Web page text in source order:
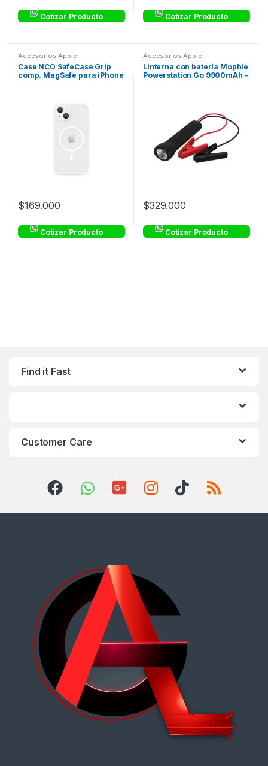
Cotizar Producto Cotizar Producto
Accesorios Apple
Case NCO SafeCase Grip
comp. MagSafe para iPhone
$169.000
Cotizar Producto
Accesorios Apple
Linterna con batería Mophie
Powerstation Go 9900mAh –
$329.000
Cotizar Producto
Find it Fast
Customer Care